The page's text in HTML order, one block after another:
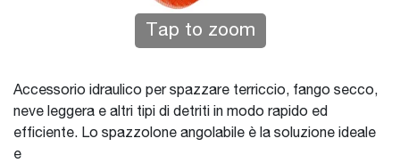
Tap to zoom
Accessorio idraulico per spazzare terriccio, fango secco,
neve leggera e altri tipi di detriti in modo rapido ed
efficiente. Lo spazzolone angolabile è la soluzione ideale
e